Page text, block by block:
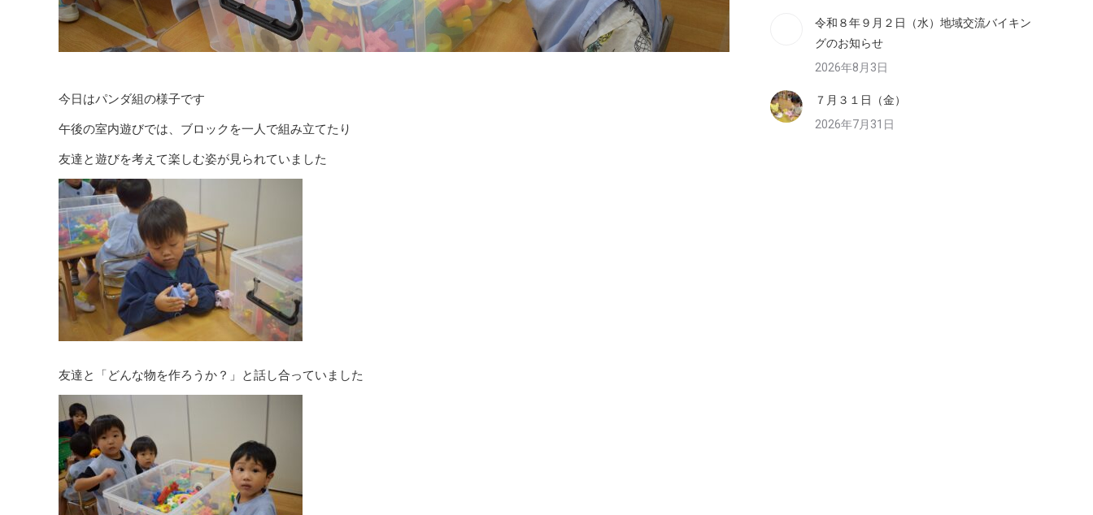
今日はパンダ組の様子です
午後の室内遊びでは、ブロックを一人で組み立てたり
友達と遊びを考えて楽しむ姿が見られていました
友達と「どんな物を作ろうか？」と話し合っていました
令和８年９月２日（水）地域交流バイキン
グのお知らせ
2026年8月3日
７月３１日（金）
2026年7月31日